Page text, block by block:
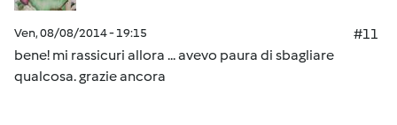
Ven, 08/08/2014 - 19:15
#11
bene! mi rassicuri allora ... avevo paura di sbagliare
qualcosa. grazie ancora